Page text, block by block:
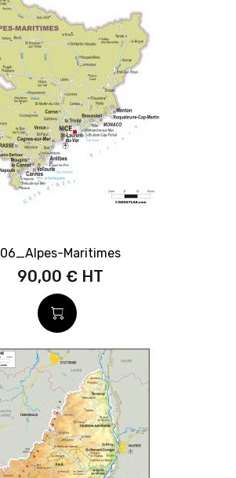
06_Alpes-Maritimes
90,00 €